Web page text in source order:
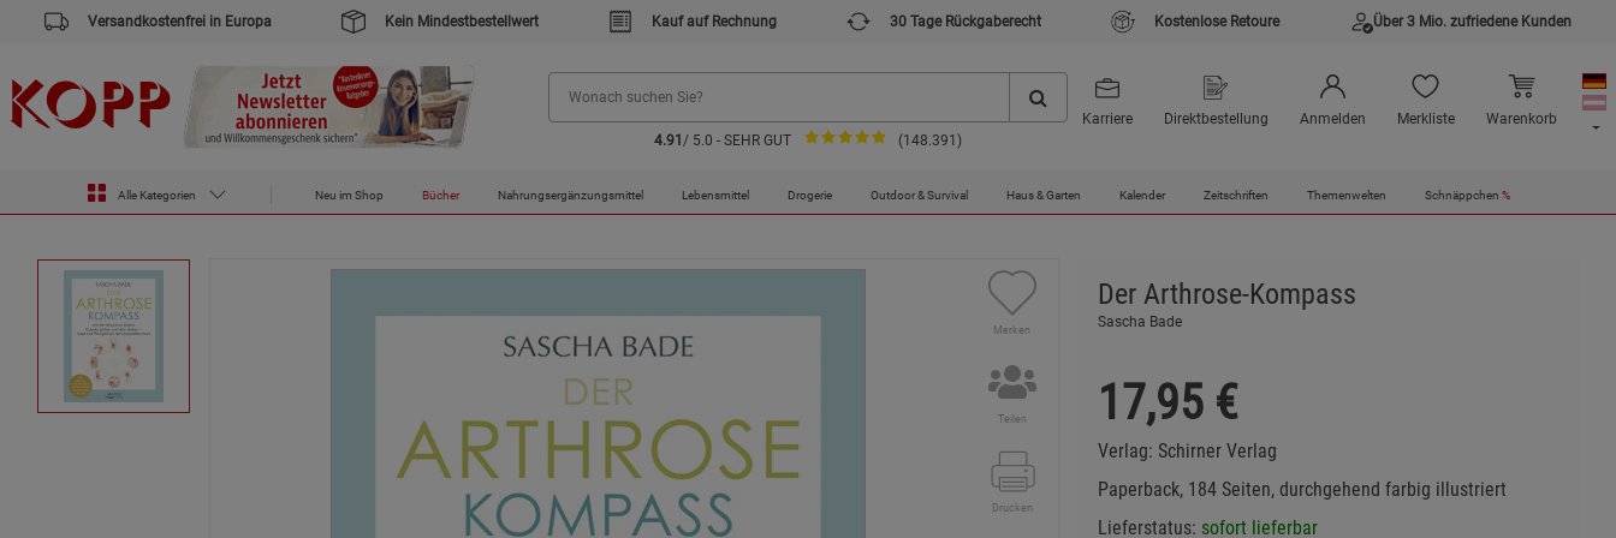
Versandkostenfrei in Europa Kein Mindestbestellwert Kauf auf Rechnung 30 Tage Rückgaberecht Kostenlose Retoure Über 3 Mio. zufriedene Kunden
4.91 / 5.0 - SEHR GUT (148.391)
Karriere Direktbestellung Anmelden Merkliste Warenkorb
Alle Kategorien Neu im Shop Bücher Nahrungsergänzungsmittel Lebensmittel Drogerie Outdoor & Survival Haus & Garten Kalender Zeitschriften Themenwelten Schnäppchen %
Zur Startseite des Kopp Verlag Online-Shop
Bücher Der Arthrose-Kompass
Merken
Teilen
Drucken
Der Arthrose-Kompass
Sascha Bade
17,95 €
Verlag: Schirner Verlag
Paperback, 184 Seiten, durchgehend farbig illustriert
Lieferstatus: sofort lieferbar